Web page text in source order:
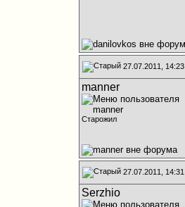
27.07.2011, 14:23
manner
Старожил
27.07.2011, 14:31
Serzhio